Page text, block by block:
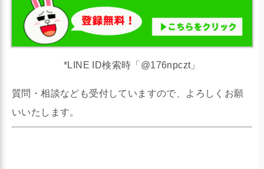
*LINE ID検索時「@176npczt」
質問・相談なども受付していますので、よろしくお願
いいたします。